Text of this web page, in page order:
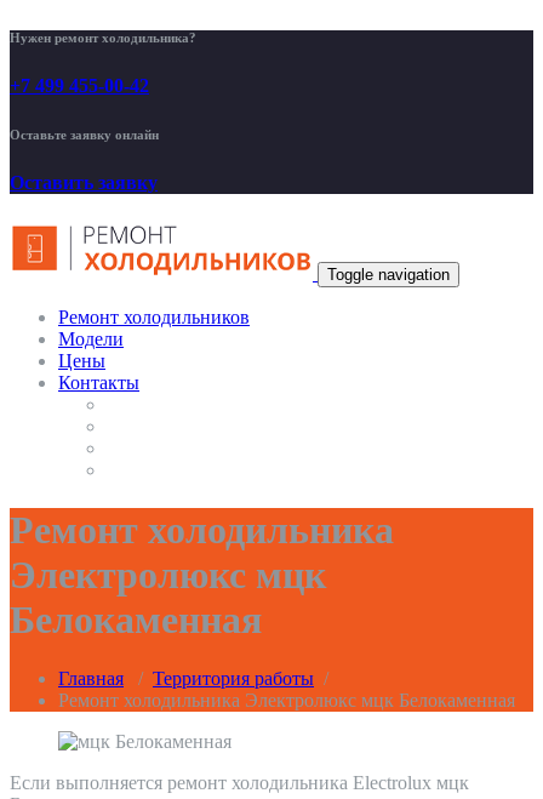
Нужен ремонт холодильника?
+7 499 455-00-42
Оставьте заявку онлайн
Оставить заявку
Toggle navigation
Ремонт холодильников
Модели
Цены
Контакты
Ремонт холодильника
Электролюкс мцк
Белокаменная
Главная / Территория работы /
Ремонт холодильника Электролюкс мцк Белокаменная
Если выполняется ремонт холодильника Electrolux мцк